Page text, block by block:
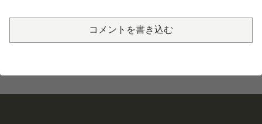
コメントを書き込む